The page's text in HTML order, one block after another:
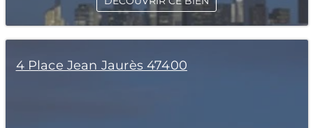
4 Place Jean Jaurès 47400